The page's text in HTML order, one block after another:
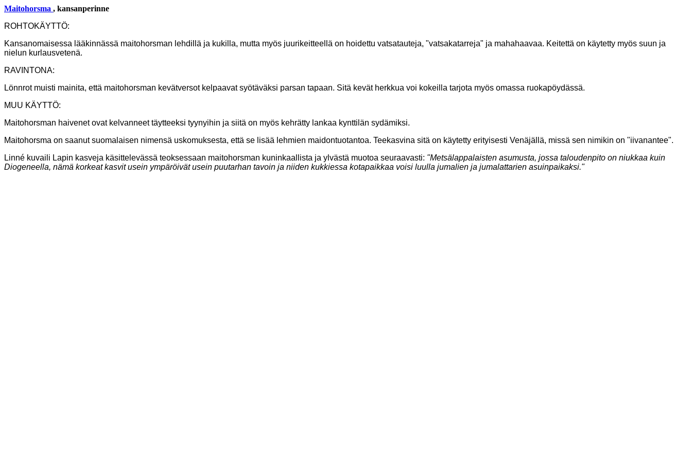
Maitohorsma , kansanperinne
ROHTOKÄYTTÖ:
Kansanomaisessa lääkinnässä maitohorsman lehdillä ja kukilla, mutta myös juurikeitteellä on hoidettu vatsatauteja, "vatsakatarreja" ja mahahaavaa. Keitettä on käytetty myös suun ja
nielun kurlausvetenä.
RAVINTONA:
Lönnrot muisti mainita, että maitohorsman kevätversot kelpaavat syötäväksi parsan tapaan. Sitä kevät herkkua voi kokeilla tarjota myös omassa ruokapöydässä.
MUU KÄYTTÖ:
Maitohorsman haivenet ovat kelvanneet täytteeksi tyynyihin ja siitä on myös kehrätty lankaa kynttilän sydämiksi.
Maitohorsma on saanut suomalaisen nimensä uskomuksesta, että se lisää lehmien maidontuotantoa. Teekasvina sitä on käytetty erityisesti Venäjällä, missä sen nimikin on "iivanantee".
Linné kuvaili Lapin kasveja käsittelevässä teoksessaan maitohorsman kuninkaallista ja ylvästä muotoa seuraavasti: "Metsälappalaisten asumusta, jossa taloudenpito on niukkaa kuin
Diogeneella, nämä korkeat kasvit usein ympäröivät usein puutarhan tavoin ja niiden kukkiessa kotapaikkaa voisi luulla jumalien ja jumalattarien asuinpaikaksi."